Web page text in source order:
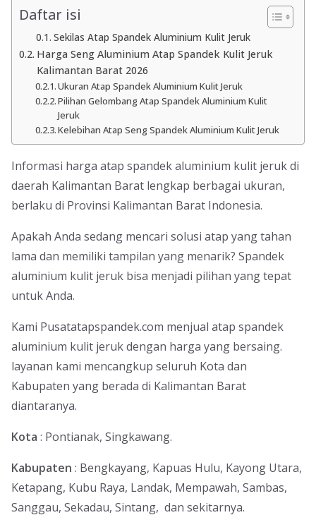
Daftar isi
Sekilas Atap Spandek Aluminium Kulit Jeruk
Harga Seng Aluminium Atap Spandek Kulit Jeruk
Kalimantan Barat 2026
Ukuran Atap Spandek Aluminium Kulit Jeruk
Pilihan Gelombang Atap Spandek Aluminium Kulit
Jeruk
Kelebihan Atap Seng Spandek Aluminium Kulit Jeruk
Informasi harga atap spandek aluminium kulit jeruk di
daerah Kalimantan Barat lengkap berbagai ukuran,
berlaku di Provinsi Kalimantan Barat Indonesia.
Apakah Anda sedang mencari solusi atap yang tahan
lama dan memiliki tampilan yang menarik? Spandek
aluminium kulit jeruk bisa menjadi pilihan yang tepat
untuk Anda.
Kami Pusatatapspandek.com menjual atap spandek
aluminium kulit jeruk dengan harga yang bersaing.
layanan kami mencangkup seluruh Kota dan
Kabupaten yang berada di Kalimantan Barat
diantaranya.
Kota : Pontianak, Singkawang.
Kabupaten : Bengkayang, Kapuas Hulu, Kayong Utara,
Ketapang, Kubu Raya, Landak, Mempawah, Sambas,
Sanggau, Sekadau, Sintang, dan sekitarnya.